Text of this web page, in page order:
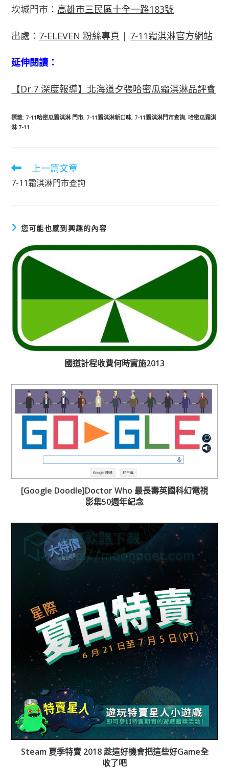
坎城門市： 高雄市三民區十全一路183號
出處： 7-ELEVEN 粉絲專頁 | 7-11霜淇淋官方網站
延伸閱讀：
【Dr.7 深度報導】北海道夕張哈密瓜霜淇淋品評會
標籤: 7-11哈密瓜霜淇淋 門市, 7-11霜淇淋新口味, 7-11霜淇淋門市查詢, 哈密瓜霜淇
淋 7-11
閱
更
上一篇文章
7-11霜淇淋門市查詢
您可能也感到興趣的內容
國道計程收費何時實施2013
[Google Doodle]Doctor Who 最長壽英國科幻電視
影集50週年紀念
Steam 夏季特賣 2018 趁這好機會把這些好Game全
收了吧